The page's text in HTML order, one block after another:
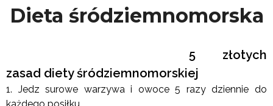
Dieta śródziemnomorska
5 złotych
zasad diety śródziemnomorskiej
1. Jedz surowe warzywa i owoce 5 razy dziennie do